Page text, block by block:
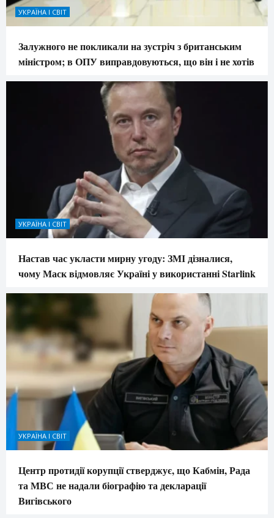
УКРАЇНА І СВІТ
Залужного не покликали на зустріч з британським
міністром; в ОПУ виправдовуються, що він і не хотів
УКРАЇНА І СВІТ
Настав час укласти мирну угоду: ЗМІ дізналися,
чому Маск відмовляє Україні у використанні Starlink
УКРАЇНА І СВІТ
Центр протидії корупції стверджує, що Кабмін, Рада
та МВС не надали біографію та декларації
Вигівського